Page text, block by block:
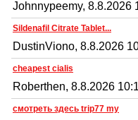
Johnnypeemy, 8.8.2026
Sildenafil Citrate Tablet...
DustinViono, 8.8.2026
cheapest cialis
Roberthen, 8.8.2026
смотреть здесь trip77 my